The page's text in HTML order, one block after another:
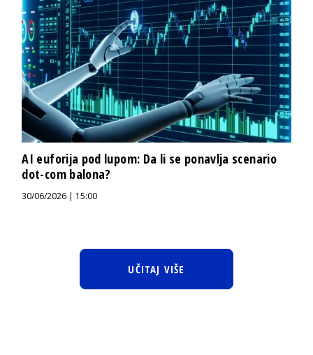
AI euforija pod lupom: Da li se ponavlja scenario
dot-com balona?
30/06/2026 | 15:00
UČITAJ VIŠE